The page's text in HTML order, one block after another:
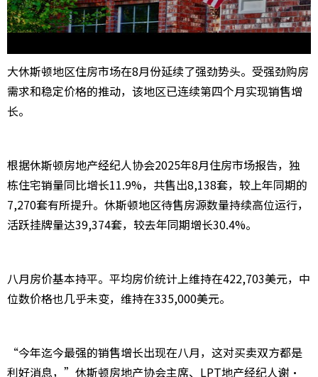
大休斯顿地区住房市场在8月份延续了强劲势头。受强劲购房
需求和稳定价格的推动，该地区已连续第四个月实现销售增
长。
根据休斯顿房地产经纪人协会2025年8月住房市场报告，独
栋住宅销量同比增长11.9%，共售出8,138套，较上年同期的
7,270套有所提升。休斯顿地区待售房源数量持续高位运行，
活跃挂牌量达39,374套，较去年同期增长30.4%。
八月房价基本持平。平均房价统计上维持在422,703美元，中
位数价格也几乎未变，维持在335,000美元。
“今年迄今最强的销售增长出现在八月，这对买卖双方都是
利好消息，”休斯顿房地产协会主席、LPT地产经纪人谢·